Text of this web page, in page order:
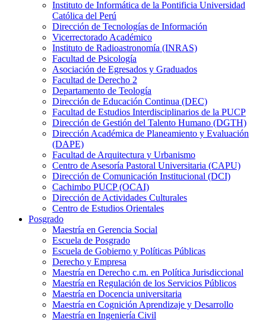
Instituto de Informática de la Pontificia Universidad
Católica del Perú
Dirección de Tecnologías de Información
Vicerrectorado Académico
Instituto de Radioastronomía (INRAS)
Facultad de Psicología
Asociación de Egresados y Graduados
Facultad de Derecho 2
Departamento de Teología
Dirección de Educación Continua (DEC)
Facultad de Estudios Interdisciplinarios de la PUCP
Dirección de Gestión del Talento Humano (DGTH)
Dirección Académica de Planeamiento y Evaluación
(DAPE)
Facultad de Arquitectura y Urbanismo
Centro de Asesoría Pastoral Universitaria (CAPU)
Dirección de Comunicación Institucional (DCI)
Cachimbo PUCP (OCAI)
Dirección de Actividades Culturales
Centro de Estudios Orientales
Posgrado
Maestría en Gerencia Social
Escuela de Posgrado
Escuela de Gobierno y Políticas Públicas
Derecho y Empresa
Maestría en Derecho c.m. en Política Jurisdiccional
Maestría en Regulación de los Servicios Públicos
Maestría en Docencia universitaria
Maestría en Cognición Aprendizaje y Desarrollo
Maestría en Ingeniería Civil